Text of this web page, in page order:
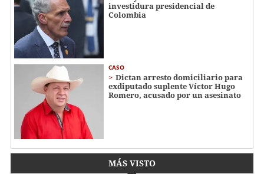
investidura presidencial de
Colombia
CASO
Dictan arresto domiciliario para
exdiputado suplente Víctor Hugo
Romero, acusado por un asesinato
MÁS VISTO